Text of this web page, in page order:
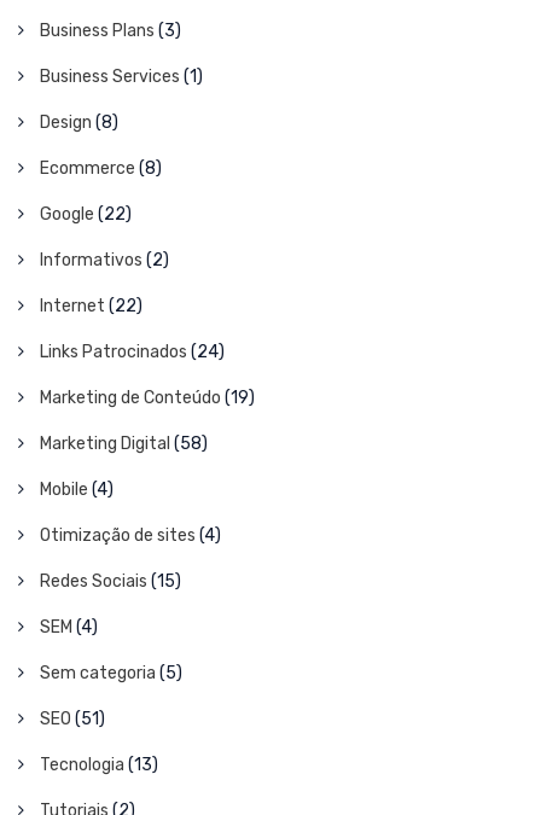
Business Plans (3)
Business Services (1)
Design (8)
Ecommerce (8)
Google (22)
Informativos (2)
Internet (22)
Links Patrocinados (24)
Marketing de Conteúdo (19)
Marketing Digital (58)
Mobile (4)
Otimização de sites (4)
Redes Sociais (15)
SEM (4)
Sem categoria (5)
SEO (51)
Tecnologia (13)
Tutoriais (2)